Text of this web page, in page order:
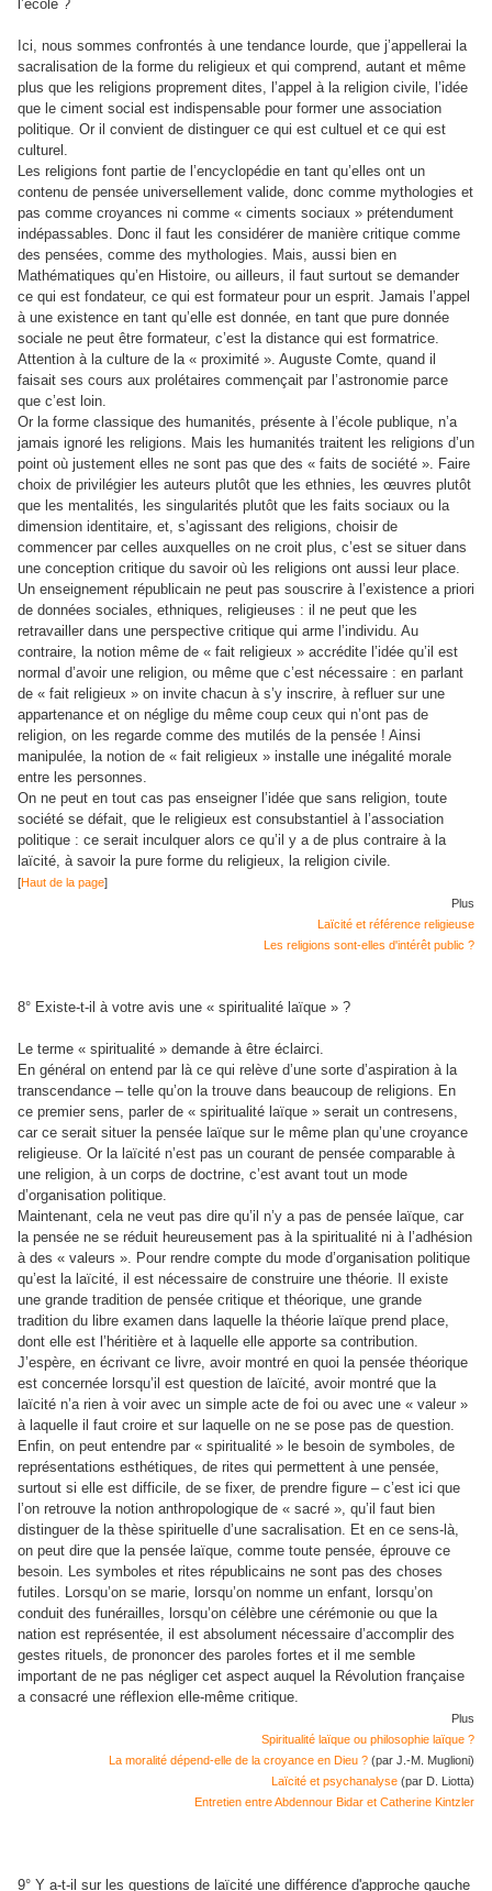
l’école ?
Ici, nous sommes confrontés à une tendance lourde, que j’appellerai la
sacralisation de la forme du religieux et qui comprend, autant et même
plus que les religions proprement dites, l’appel à la religion civile, l’idée
que le ciment social est indispensable pour former une association
politique. Or il convient de distinguer ce qui est cultuel et ce qui est
culturel.
Les religions font partie de l’encyclopédie en tant qu’elles ont un
contenu de pensée universellement valide, donc comme mythologies et
pas comme croyances ni comme « ciments sociaux » prétendument
indépassables. Donc il faut les considérer de manière critique comme
des pensées, comme des mythologies. Mais, aussi bien en
Mathématiques qu’en Histoire, ou ailleurs, il faut surtout se demander
ce qui est fondateur, ce qui est formateur pour un esprit. Jamais l’appel
à une existence en tant qu’elle est donnée, en tant que pure donnée
sociale ne peut être formateur, c’est la distance qui est formatrice.
Attention à la culture de la « proximité ». Auguste Comte, quand il
faisait ses cours aux prolétaires commençait par l’astronomie parce
que c’est loin.
Or la forme classique des humanités, présente à l’école publique, n’a
jamais ignoré les religions. Mais les humanités traitent les religions d’un
point où justement elles ne sont pas que des « faits de société ». Faire
choix de privilégier les auteurs plutôt que les ethnies, les œuvres plutôt
que les mentalités, les singularités plutôt que les faits sociaux ou la
dimension identitaire, et, s’agissant des religions, choisir de
commencer par celles auxquelles on ne croit plus, c’est se situer dans
une conception critique du savoir où les religions ont aussi leur place.
Un enseignement républicain ne peut pas souscrire à l’existence a priori
de données sociales, ethniques, religieuses : il ne peut que les
retravailler dans une perspective critique qui arme l’individu. Au
contraire, la notion même de « fait religieux » accrédite l’idée qu’il est
normal d’avoir une religion, ou même que c’est nécessaire : en parlant
de « fait religieux » on invite chacun à s’y inscrire, à refluer sur une
appartenance et on néglige du même coup ceux qui n’ont pas de
religion, on les regarde comme des mutilés de la pensée ! Ainsi
manipulée, la notion de « fait religieux » installe une inégalité morale
entre les personnes.
On ne peut en tout cas pas enseigner l’idée que sans religion, toute
société se défait, que le religieux est consubstantiel à l’association
politique : ce serait inculquer alors ce qu’il y a de plus contraire à la
laïcité, à savoir la pure forme du religieux, la religion civile.
[Haut de la page]
Plus
Laïcité et référence religieuse
Les religions sont-elles d'intérêt public ?
8° Existe-t-il à votre avis une « spiritualité laïque » ?
Le terme « spiritualité » demande à être éclairci.
En général on entend par là ce qui relève d’une sorte d’aspiration à la
transcendance – telle qu’on la trouve dans beaucoup de religions. En
ce premier sens, parler de « spiritualité laïque » serait un contresens,
car ce serait situer la pensée laïque sur le même plan qu’une croyance
religieuse. Or la laïcité n’est pas un courant de pensée comparable à
une religion, à un corps de doctrine, c’est avant tout un mode
d’organisation politique.
Maintenant, cela ne veut pas dire qu’il n’y a pas de pensée laïque, car
la pensée ne se réduit heureusement pas à la spiritualité ni à l’adhésion
à des « valeurs ». Pour rendre compte du mode d’organisation politique
qu’est la laïcité, il est nécessaire de construire une théorie. Il existe
une grande tradition de pensée critique et théorique, une grande
tradition du libre examen dans laquelle la théorie laïque prend place,
dont elle est l’héritière et à laquelle elle apporte sa contribution.
J’espère, en écrivant ce livre, avoir montré en quoi la pensée théorique
est concernée lorsqu’il est question de laïcité, avoir montré que la
laïcité n’a rien à voir avec un simple acte de foi ou avec une « valeur »
à laquelle il faut croire et sur laquelle on ne se pose pas de question.
Enfin, on peut entendre par « spiritualité » le besoin de symboles, de
représentations esthétiques, de rites qui permettent à une pensée,
surtout si elle est difficile, de se fixer, de prendre figure – c’est ici que
l’on retrouve la notion anthropologique de « sacré », qu’il faut bien
distinguer de la thèse spirituelle d’une sacralisation. Et en ce sens-là,
on peut dire que la pensée laïque, comme toute pensée, éprouve ce
besoin. Les symboles et rites républicains ne sont pas des choses
futiles. Lorsqu’on se marie, lorsqu’on nomme un enfant, lorsqu’on
conduit des funérailles, lorsqu’on célèbre une cérémonie ou que la
nation est représentée, il est absolument nécessaire d’accomplir des
gestes rituels, de prononcer des paroles fortes et il me semble
important de ne pas négliger cet aspect auquel la Révolution française
a consacré une réflexion elle-même critique.
Plus
Spiritualité laïque ou philosophie laïque ?
La moralité dépend-elle de la croyance en Dieu ? (par J.-M. Muglioni)
Laïcité et psychanalyse (par D. Liotta)
Entretien entre Abdennour Bidar et Catherine Kintzler
9° Y a-t-il sur les questions de laïcité une différence d'approche gauche